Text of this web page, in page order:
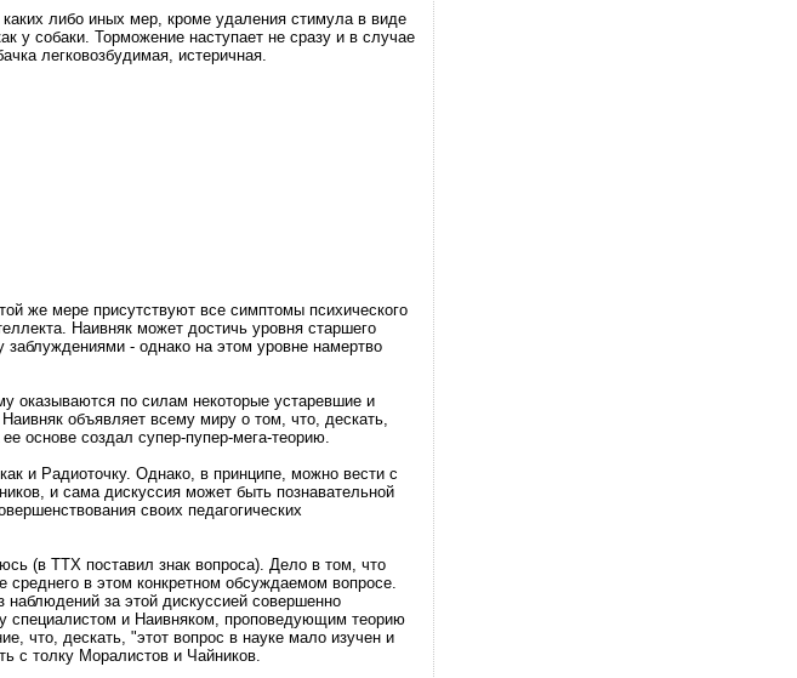
либо иных мер, кроме удаления стимула в виде
у собаки. Торможение наступает не сразу и в случае
легковозбудимая, истеричная.
же мере присутствуют все симптомы психического
Наивняк может достичь уровня старшего
- однако на этом уровне намертво
оказываются по силам некоторые устаревшие и
объявляет всему миру о том, что, дескать,
основе создал супер-пупер-мега-теорию.
и Радиоточку. Однако, в принципе, можно вести с
и сама дискуссия может быть познавательной
своих педагогических
(в ТТХ поставил знак вопроса). Дело в том, что
в этом конкретном обсуждаемом вопросе.
за этой дискуссией совершенно
специалистом и Наивняком, проповедующим теорию
что, дескать, "этот вопрос в науке мало изучен и
с толку Моралистов и Чайников.